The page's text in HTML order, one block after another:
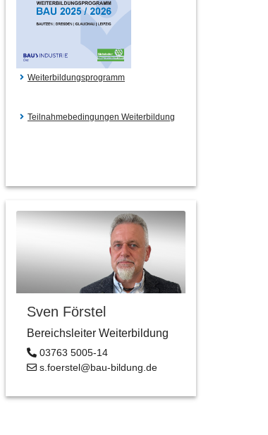
Weiterbildungsprogramm
Teilnahmebedingungen Weiterbildung
Sven Förstel
Bereichsleiter Weiterbildung
03763 5005-14
s.foerstel@bau-bildung.de